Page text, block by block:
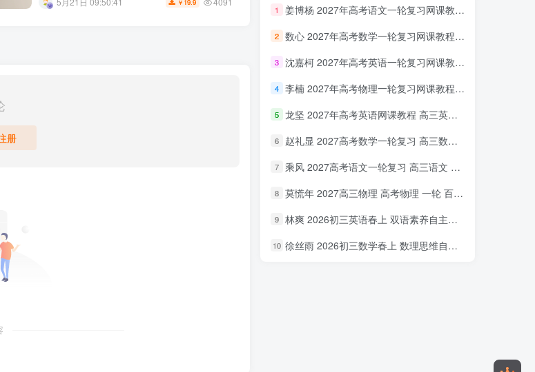
￥ 19.9
册
1 姜博杨 2027年高考语文一轮复习网课教程 高三语文 上学期暑假班视频教程 百度网盘下载
2 数心 2027年高考数学一轮复习网课教程 高三数学 上学期暑假班视频教程 百度网盘下载
3 沈嘉柯 2027年高考英语一轮复习网课教程 高三英语 上学期暑假班视频教程 百度网盘下载
4 李楠 2027年高考物理一轮复习网课教程 高三物理 上学期暑假班视频教程 百度网盘下载
5 龙坚 2027年高考英语网课教程 高三英语 一轮复习视频教程 百度网盘下载
6 赵礼显 2027高考数学一轮复习 高三数学 网课视频教程暑假班 百度网盘下载
7 乘风 2027高考语文一轮复习 高三语文 网课视频教程暑秋班 百度网盘下载
8 莫慌年 2027高三物理 高考物理 一轮 百度网盘下载
9 林爽 2026初三英语春上 双语素养自主学习·TY·A+（一期）百度网盘下载
10 徐丝雨 2026初三数学春上 数理思维自主学习·TY·A+（二期）百度网盘下载